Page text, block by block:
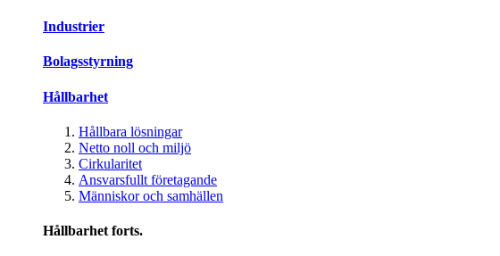
Industrier
Bolagsstyrning
Hållbarhet
Hållbara lösningar
Netto noll och miljö
Cirkularitet
Ansvarsfullt företagande
Människor och samhällen
Hållbarhet forts.